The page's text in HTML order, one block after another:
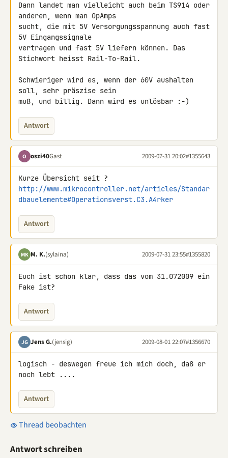
Dann landet man vielleicht auch beim TS914 oder
anderen, wenn man OpAmps
sucht, die mit 5V Versorgungsspannung auch fast
5V Eingangssignale
vertragen und fast 5V liefern können. Das
Stichwort heisst Rail-To-Rail.
Schwieriger wird es, wenn der 60V aushalten
soll, sehr präszise sein
muß, und billig. Dann wird es unlösbar :-)
Antwort
O oszi40Gast 2009-07-31 20:02#1355643
http://www.mikrocontroller.net/articles/Standar
dbauelemente#Operationsverst.C3.A4rker
Antwort
MK M. K.(sylaina) 2009-07-31 23:55#1355820
Euch ist schon klar, dass das vom 31.072009 ein
Fake ist?
Antwort
JG Jens G.(jensig) 2009-08-01 22:07#1356670
logisch - deswegen freue ich mich doch, daß er
noch lebt ....
Antwort
Thread beobachten
Antwort schreiben